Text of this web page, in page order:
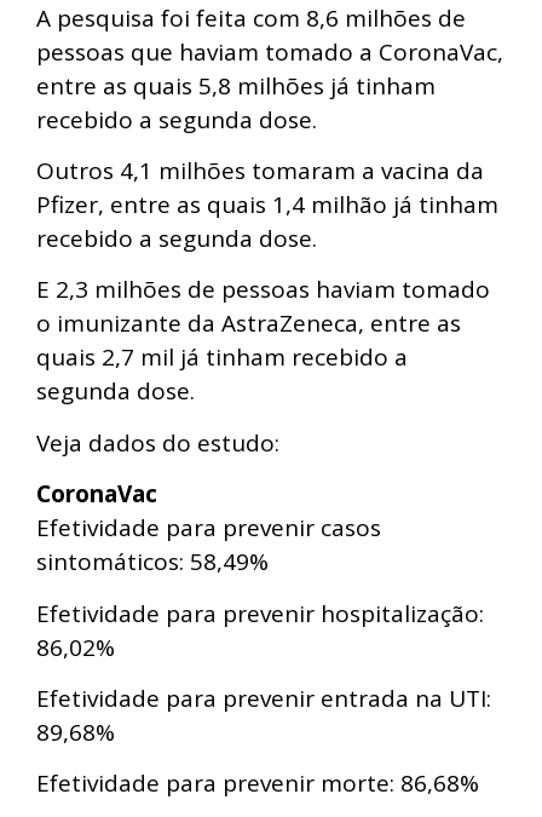
A pesquisa foi feita com 8,6 milhões de
pessoas que haviam tomado a CoronaVac,
entre as quais 5,8 milhões já tinham
recebido a segunda dose.
Outros 4,1 milhões tomaram a vacina da
Pfizer, entre as quais 1,4 milhão já tinham
recebido a segunda dose.
E 2,3 milhões de pessoas haviam tomado
o imunizante da AstraZeneca, entre as
quais 2,7 mil já tinham recebido a
segunda dose.
Veja dados do estudo:
CoronaVac
Efetividade para prevenir casos
sintomáticos: 58,49%
Efetividade para prevenir hospitalização:
86,02%
Efetividade para prevenir entrada na UTI:
89,68%
Efetividade para prevenir morte: 86,68%